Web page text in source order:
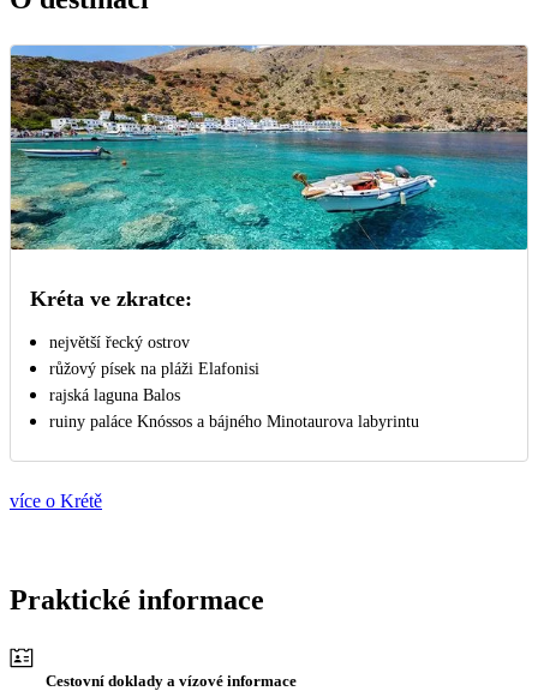
Kréta ve zkratce:
největší řecký ostrov
růžový písek na pláži Elafonisi
rajská laguna Balos
ruiny paláce Knóssos a bájného Minotaurova labyrintu
více o Krétě
Praktické informace
Cestovní doklady a vízové informace